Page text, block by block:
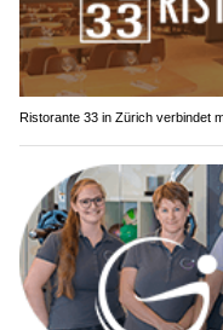
Ristorante 33 in Zürich verbindet